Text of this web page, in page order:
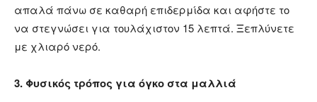
απαλά πάνω σε καθαρή επιδερμίδα και αφήστε το
να στεγνώσει για τουλάχιστον 15 λεπτά. Ξεπλύνετε
με χλιαρό νερό.
3. Φυσικός τρόπος για όγκο στα μαλλιά